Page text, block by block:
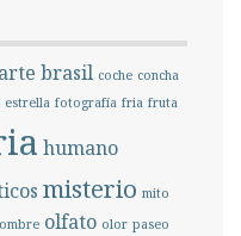
arte brasil coche concha
estrella fotografía fria fruta
humano
misterio mito
olfato olor paseo